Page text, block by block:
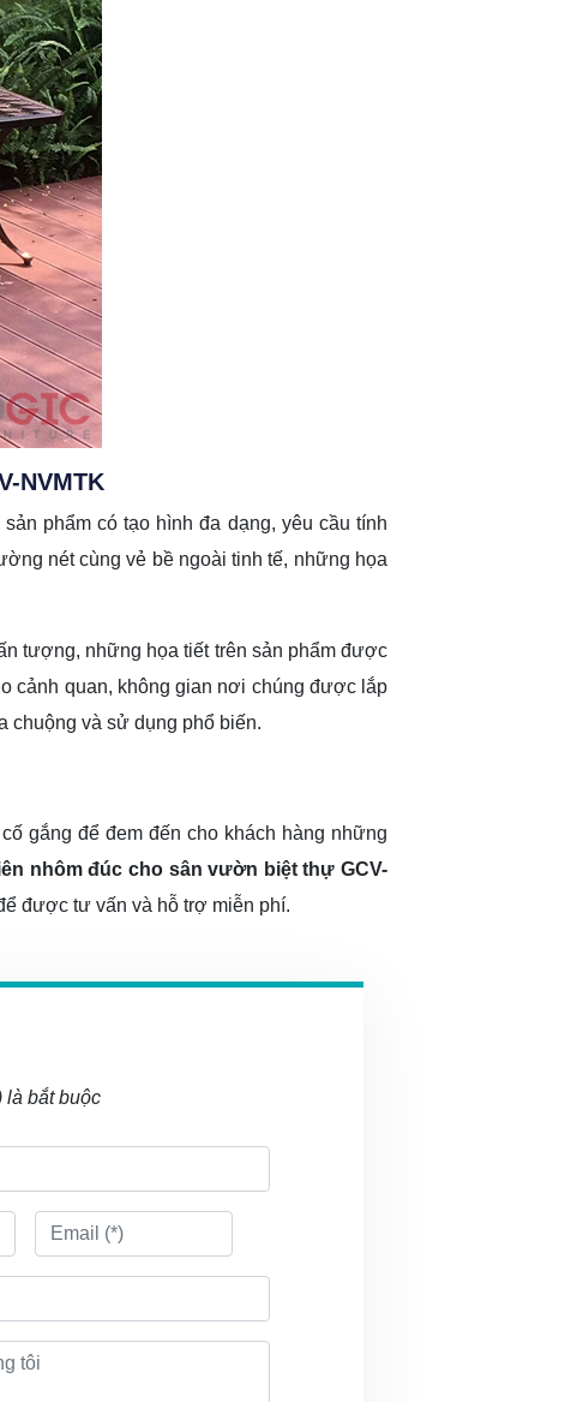
NVMTK
phẩm có tạo hình đa dạng, yêu cầu tính
nét cùng vẻ bề ngoài tinh tế, những họa
tượng, những họa tiết trên sản phẩm được
cảnh quan, không gian nơi chúng được lắp
chuộng và sử dụng phổ biến.
gắng để đem đến cho khách hàng những
nhôm đúc cho sân vườn biệt thự GCV-
được tư vấn và hỗ trợ miễn phí.
là bắt buộc